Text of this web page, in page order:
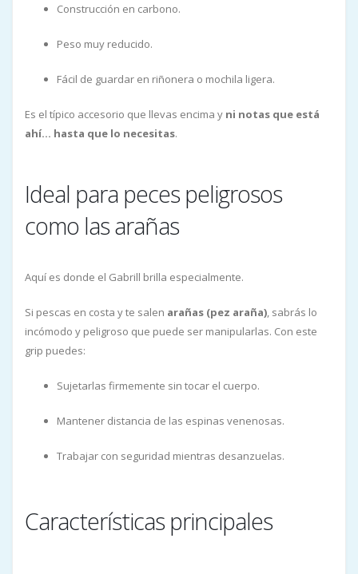
Construcción en carbono.
Peso muy reducido.
Fácil de guardar en riñonera o mochila ligera.
Es el típico accesorio que llevas encima y ni notas que está
ahí… hasta que lo necesitas.
Ideal para peces peligrosos
como las arañas
Aquí es donde el Gabrill brilla especialmente.
Si pescas en costa y te salen arañas (pez araña), sabrás lo
incómodo y peligroso que puede ser manipularlas. Con este
grip puedes:
Sujetarlas firmemente sin tocar el cuerpo.
Mantener distancia de las espinas venenosas.
Trabajar con seguridad mientras desanzuelas.
Características principales